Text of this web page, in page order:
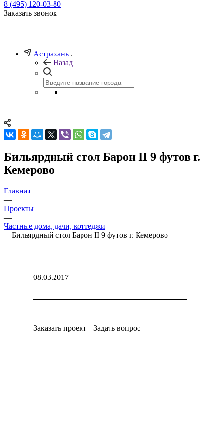
8 (495) 120-03-80
Заказать звонок
Астрахань
Назад
Бильярдный стол Барон II 9 футов г.
Кемерово
Главная
—
Проекты
—
Частные дома, дачи, коттеджи
—Бильярдный стол Барон II 9 футов г. Кемерово
08.03.2017
Заказать проект Задать вопрос